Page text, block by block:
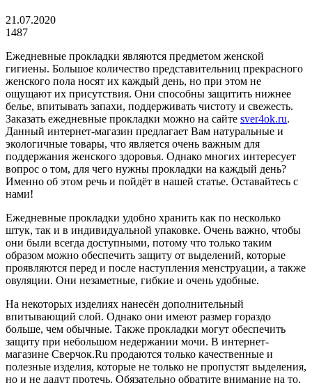
21.07.2020
1487
Ежедневные прокладки являются предметом женской
гигиены. Большое количество представительниц прекрасного
женского пола носят их каждый день, но при этом не
ощущают их присутствия. Они способны защитить нижнее
белье, впитывать запахи, поддерживать чистоту и свежесть.
Заказать ежедневные прокладки можно на сайте sver4ok.ru.
Данный интернет-магазин предлагает Вам натуральные и
экологичные товары, что является очень важным для
поддержания женского здоровья. Однако многих интересует
вопрос о том, для чего нужны прокладки на каждый день?
Именно об этом речь и пойдёт в нашей статье. Оставайтесь с
нами!
Ежедневные прокладки удобно хранить как по несколько
штук, так и в индивидуальной упаковке. Очень важно, чтобы
они были всегда доступными, потому что только таким
образом можно обеспечить защиту от выделений, которые
проявляются перед и после наступления менструации, а также
овуляции. Они незаметные, гибкие и очень удобные.
На некоторых изделиях нанесён дополнительный
впитывающий слой. Однако они имеют размер гораздо
больше, чем обычные. Также прокладки могут обеспечить
защиту при небольшом недержании мочи. В интернет-
магазине Сверчок.Ru продаются только качественные и
полезные изделия, которые не только не пропустят выделения,
но и не дадут протечь. Обязательно обратите внимание на то,